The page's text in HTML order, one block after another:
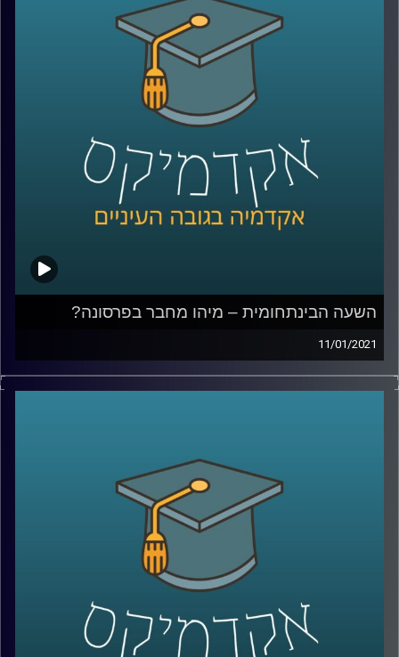
איבצ'ר לפסיכולוגיה, חוקר היבייים פסיכולוגים
של נטיות מיניות, ומסביר על מחקריו הסוקרים
את הרצון של זוגות הומואים ולסביות להיות
הורים- למה בישראל הרצון אפילו גדול יותר
ממדינות אחרות, כיצד הנבדקים העריכו את
סיכויהם להיות הורים, עד כמה המצב המשפט
בישראל משפיע על הערכת הסיכוי, ומהי
השפעת הסטיגמה בהקשר של הרצון להפוך
השעה הבינתחומית – מיהו מחבר בפרסונה?
11/01/2021
מהי פרסונה? למי מגיע ה"קרדיט" בהקשר של פרסום של
דמות? ומה התיאוריות בעזרתן ניתן לבחון שאלות אלה?
משפטים, טכנולוגיה וחדשנות עסקית בהנחייתו של סגן הדיקן
ביה"ס למשפטים פרופ' ליאור זמר, חקרה במסגרת התזה שלה
בדיוק את השאלות האלה.
מוזמנים לשעה בה נבחן את כל השאלות הללו (ועוד רבות
אחרות), תוך מתן דוגמאות מעולם התרבות
קרדיט תמונות:
AudioVersity